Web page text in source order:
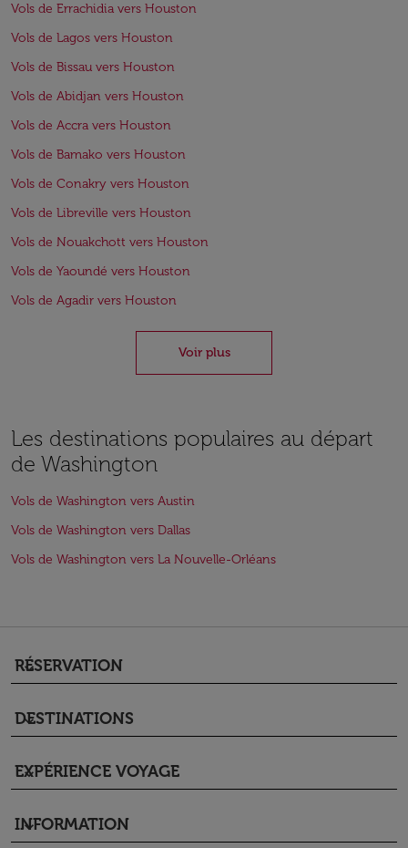
Vols de Errachidia vers Houston
Vols de Lagos vers Houston
Vols de Bissau vers Houston
Vols de Abidjan vers Houston
Vols de Accra vers Houston
Vols de Bamako vers Houston
Vols de Conakry vers Houston
Vols de Libreville vers Houston
Vols de Nouakchott vers Houston
Vols de Yaoundé vers Houston
Vols de Agadir vers Houston
Voir plus
Les destinations populaires au départ
de Washington
Vols de Washington vers Austin
Vols de Washington vers Dallas
Vols de Washington vers La Nouvelle-Orléans
RÉSERVATION
keyboard_arrow_down
DESTINATIONS
keyboard_arrow_down
EXPÉRIENCE VOYAGE
keyboard_arrow_down
INFORMATION
keyboard_arrow_down